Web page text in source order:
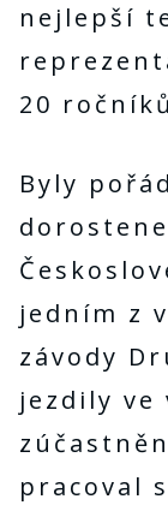
nejlepší
20
Byly
jedním z
závody
jezdily ve
pracoval